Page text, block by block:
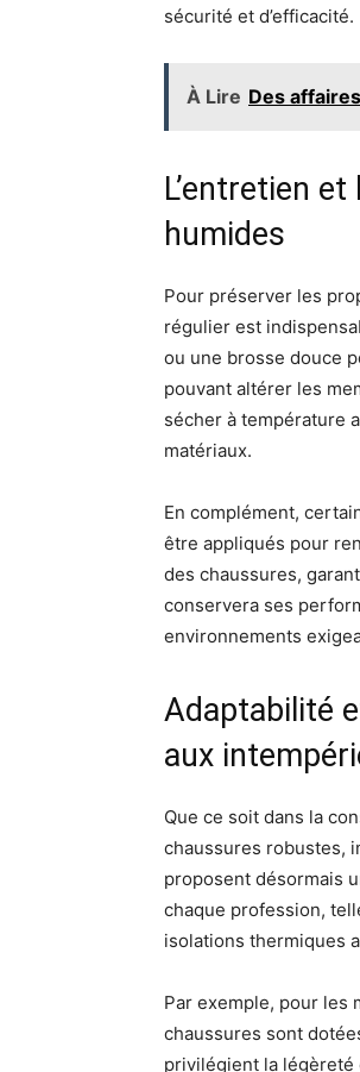
sécurité et d’efficacité.
À Lire Des
L’entretien
humides
Pour préserver les
régulier est
ou une brosse douce
pouvant altérer les
sécher à température
matériaux.
En complément,
être appliqués pour
des chaussures,
conservera ses
environnements
Adaptabilité
aux
Que ce soit dans la
chaussures robustes,
proposent désormais
chaque profession,
isolations thermiques
Par exemple, pour les
chaussures sont
privilégient la légèreté